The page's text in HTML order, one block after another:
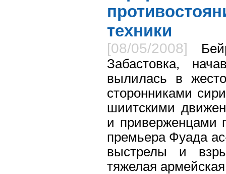
техники
[08/05/2008]
Забастовка,
вылилась в
сторонниками
шиитскими
и приверженцами
премьера Фуада
выстрелы и
тяжелая